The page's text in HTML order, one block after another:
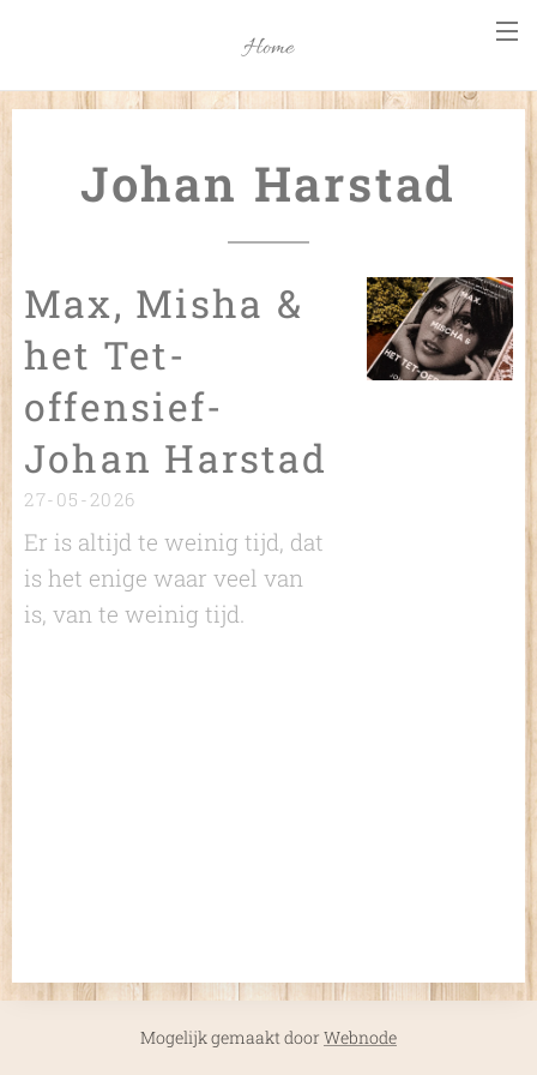
Home
Johan Harstad
Max, Misha &
het Tet-
offensief-
Johan Harstad
27-05-2026
Er is altijd te weinig tijd, dat
is het enige waar veel van
is, van te weinig tijd.
Mogelijk gemaakt doorWebnode